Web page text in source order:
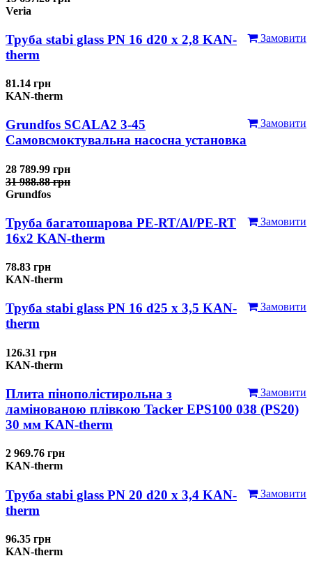
Veria
Замовити
Труба stabi glass PN 16 d20 х 2,8 KAN-
therm
81.14 грн
KAN-therm
Замовити
Grundfos SCALA2 3-45
Самовсмоктувальна насосна установка
28 789.99 грн
31 988.88 грн
Grundfos
Замовити
Труба багатошарова PE-RT/Al/PE-RT
16x2 KAN-therm
78.83 грн
KAN-therm
Замовити
Труба stabi glass PN 16 d25 х 3,5 KAN-
therm
126.31 грн
KAN-therm
Замовити
Плита пінополістирольна з
ламінованою плівкою Tacker EPS100 038 (PS20)
30 мм KAN-therm
2 969.76 грн
KAN-therm
Замовити
Труба stabi glass PN 20 d20 х 3,4 KAN-
therm
96.35 грн
KAN-therm